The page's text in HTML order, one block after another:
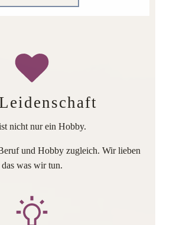
nicht nur ein Hobby.
und Hobby zugleich. Wir lieben
das was wir tun.